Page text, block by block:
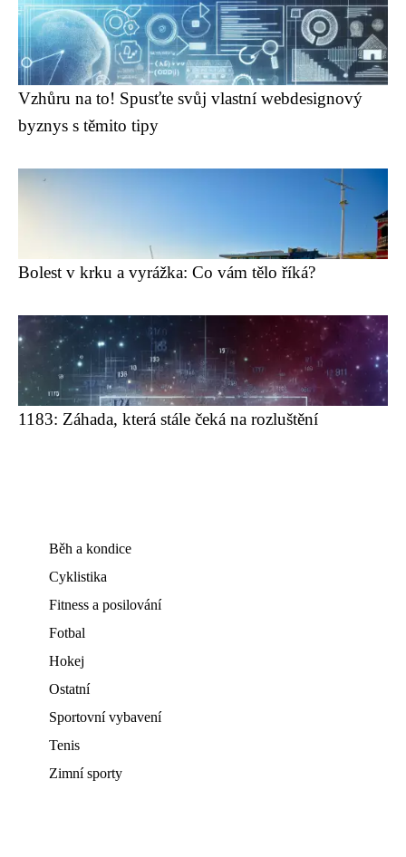
Vzhůru na to! Spusťte svůj vlastní webdesignový
byznys s těmito tipy
Bolest v krku a vyrážka: Co vám tělo říká?
1183: Záhada, která stále čeká na rozluštění
Běh a kondice
Cyklistika
Fitness a posilování
Fotbal
Hokej
Ostatní
Sportovní vybavení
Tenis
Zimní sporty